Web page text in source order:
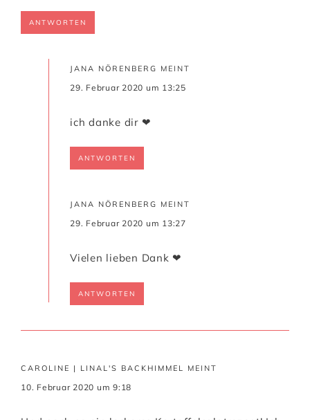
ANTWORTEN
JANA NÖRENBERG MEINT
29. Februar 2020 um 13:25
ich danke dir ❤
ANTWORTEN
JANA NÖRENBERG MEINT
29. Februar 2020 um 13:27
Vielen lieben Dank ❤
ANTWORTEN
CAROLINE | LINAL'S BACKHIMMEL MEINT
10. Februar 2020 um 9:18